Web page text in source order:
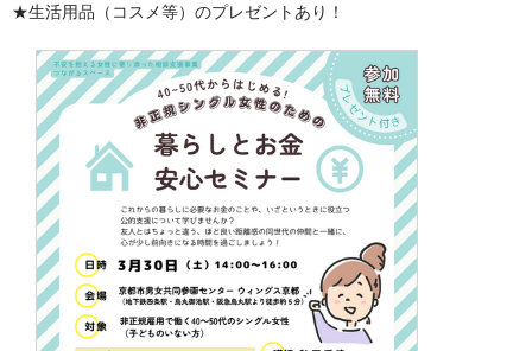
★生活用品（コスメ等）のプレゼントあり！